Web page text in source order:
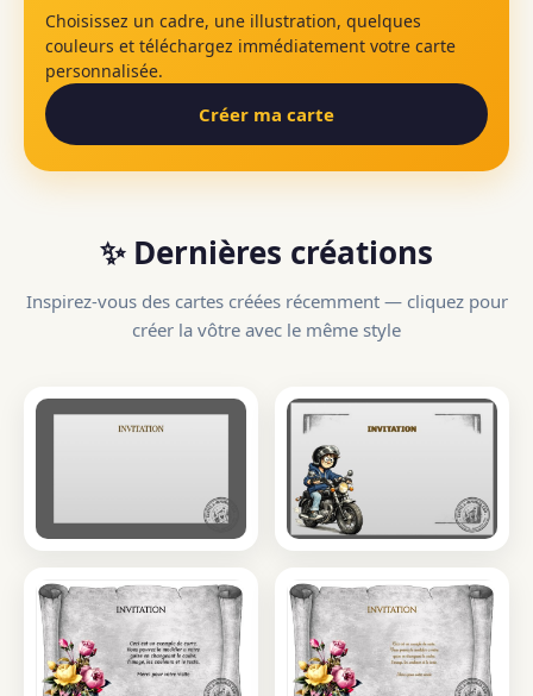
Choisissez un cadre, une illustration, quelques
couleurs et téléchargez immédiatement votre carte
personnalisée.
Créer ma carte
✨ Dernières créations
Inspirez-vous des cartes créées récemment — cliquez pour
créer la vôtre avec le même style